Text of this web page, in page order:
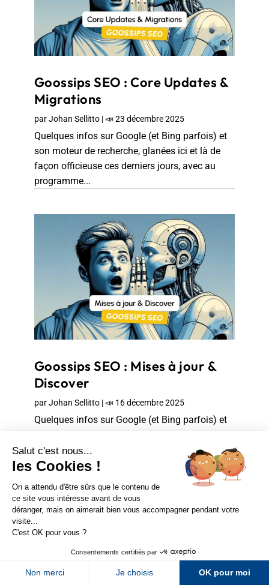
Sur LinkedIn Sur Youtube
Sur X Sur Facebook
Newsletter Abondance
Goossips SEO : Core Updates &
Migrations
parJohan Sellitto|📣 23 décembre 2025
Quelques infos sur Google (et Bing parfois) et
son moteur de recherche, glanées ici et là de
façon officieuse ces derniers jours, avec au
programme...
Goossips SEO : Mises à jour &
Discover
parJohan Sellitto|📣 16 décembre 2025
Quelques infos sur Google (et Bing parfois) et
façon officieuse ces derniers jours, avec au
programme...